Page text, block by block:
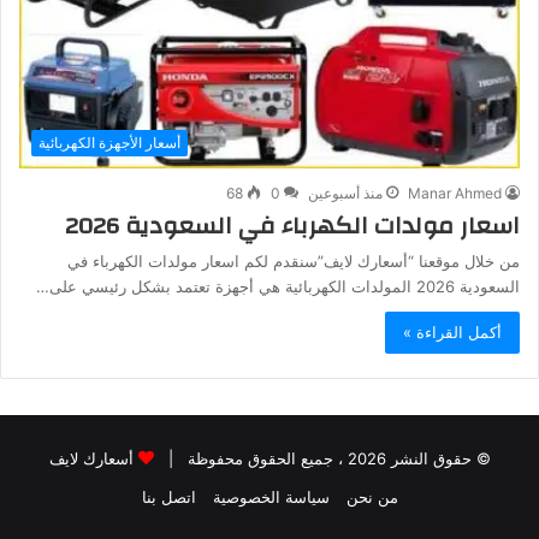
أسعار الأجهزة الكهربائية
Manar Ahmed منذ أسبوعين 0
68
اسعار مولدات الكهرباء في السعودية 2026
من خلال موقعنا “أسعارك لايف”سنقدم لكم اسعار مولدات الكهرباء في
السعودية 2026 المولدات الكهربائية هي أجهزة تعتمد بشكل رئيسي على…
أكمل القراءة »
© حقوق النشر 2026 ، جميع الحقوق محفوظة |
أسعارك لايف
من نحن
سياسة الخصوصية اتصل بنا